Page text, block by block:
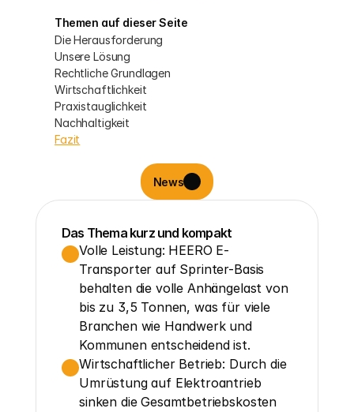
Themen auf dieser Seite
Die Herausforderung
Unsere Lösung
Rechtliche Grundlagen
Wirtschaftlichkeit
Praxistauglichkeit
Nachhaltigkeit
Fazit
News
Das Thema kurz und kompakt
Volle Leistung: HEERO E-
Transporter auf Sprinter-Basis
behalten die volle Anhängelast von
bis zu 3,5 Tonnen, was für viele
Branchen wie Handwerk und
Kommunen entscheidend ist.
Wirtschaftlicher Betrieb: Durch die
Umrüstung auf Elektroantrieb
sinken die Gesamtbetriebskosten